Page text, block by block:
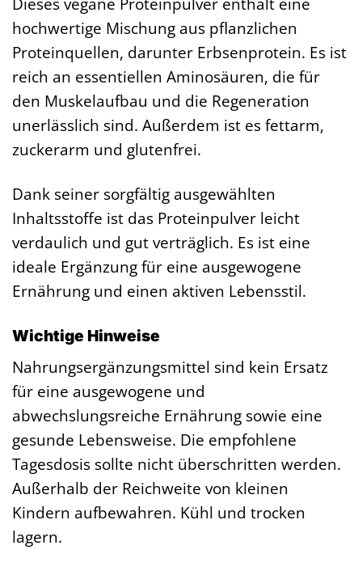
hochwertige Mischung aus pflanzlichen
Proteinquellen, darunter Erbsenprotein. Es ist
reich an essentiellen Aminosäuren, die für
den Muskelaufbau und die Regeneration
unerlässlich sind. Außerdem ist es fettarm,
zuckerarm und glutenfrei.
Dank seiner sorgfältig ausgewählten
Inhaltsstoffe ist das Proteinpulver leicht
verdaulich und gut verträglich. Es ist eine
ideale Ergänzung für eine ausgewogene
Ernährung und einen aktiven Lebensstil.
Wichtige Hinweise
Nahrungsergänzungsmittel sind kein Ersatz
für eine ausgewogene und
abwechslungsreiche Ernährung sowie eine
gesunde Lebensweise. Die empfohlene
Tagesdosis sollte nicht überschritten werden.
Außerhalb der Reichweite von kleinen
Kindern aufbewahren. Kühl und trocken
lagern.